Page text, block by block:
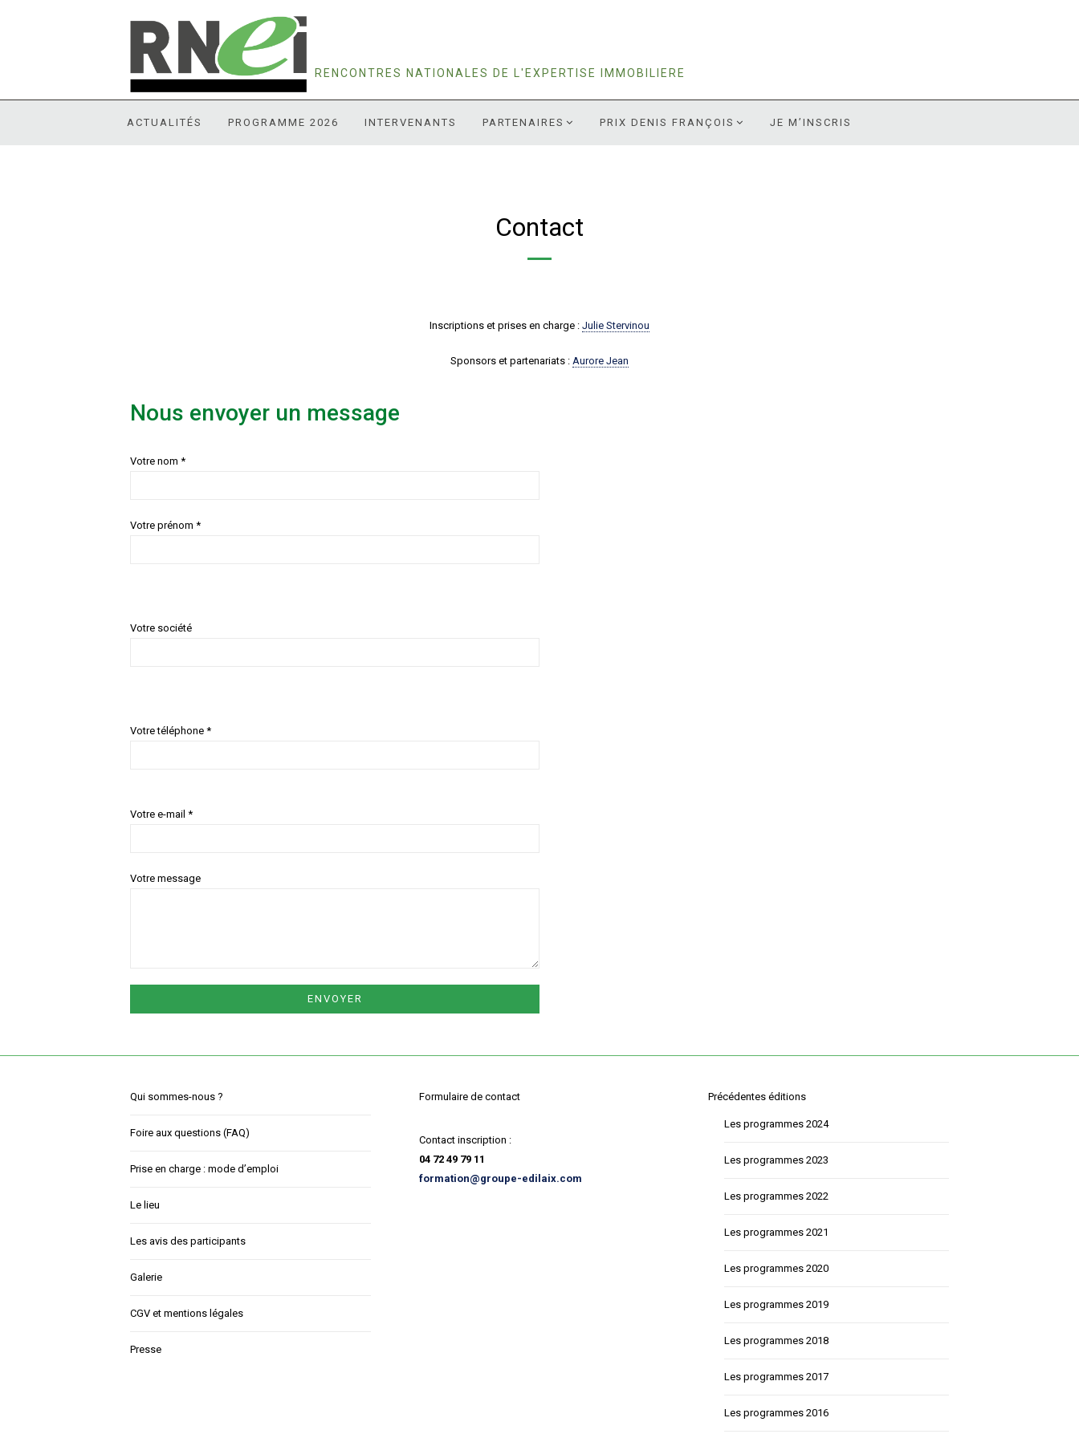
RENCONTRES NATIONALES DE L'EXPERTISE IMMOBILIERE
ACTUALITÉS PROGRAMME 2026 INTERVENANTS PARTENAIRES PRIX DENIS FRANÇOIS JE M’INSCRIS
Contact
Inscriptions et prises en charge : Julie Stervinou
Sponsors et partenariats : Aurore Jean
Nous envoyer un message
Votre nom *
Votre prénom *
Votre société
Votre téléphone *
Votre e-mail *
Votre message
Qui sommes-nous ?
Foire aux questions (FAQ)
Prise en charge : mode d’emploi
Le lieu
Les avis des participants
Galerie
CGV et mentions légales
Presse
Formulaire de contact
Contact inscription :
04 72 49 79 11
formation@groupe-edilaix.com
Précédentes éditions
Les programmes 2024
Les programmes 2023
Les programmes 2022
Les programmes 2021
Les programmes 2020
Les programmes 2019
Les programmes 2018
Les programmes 2017
Les programmes 2016